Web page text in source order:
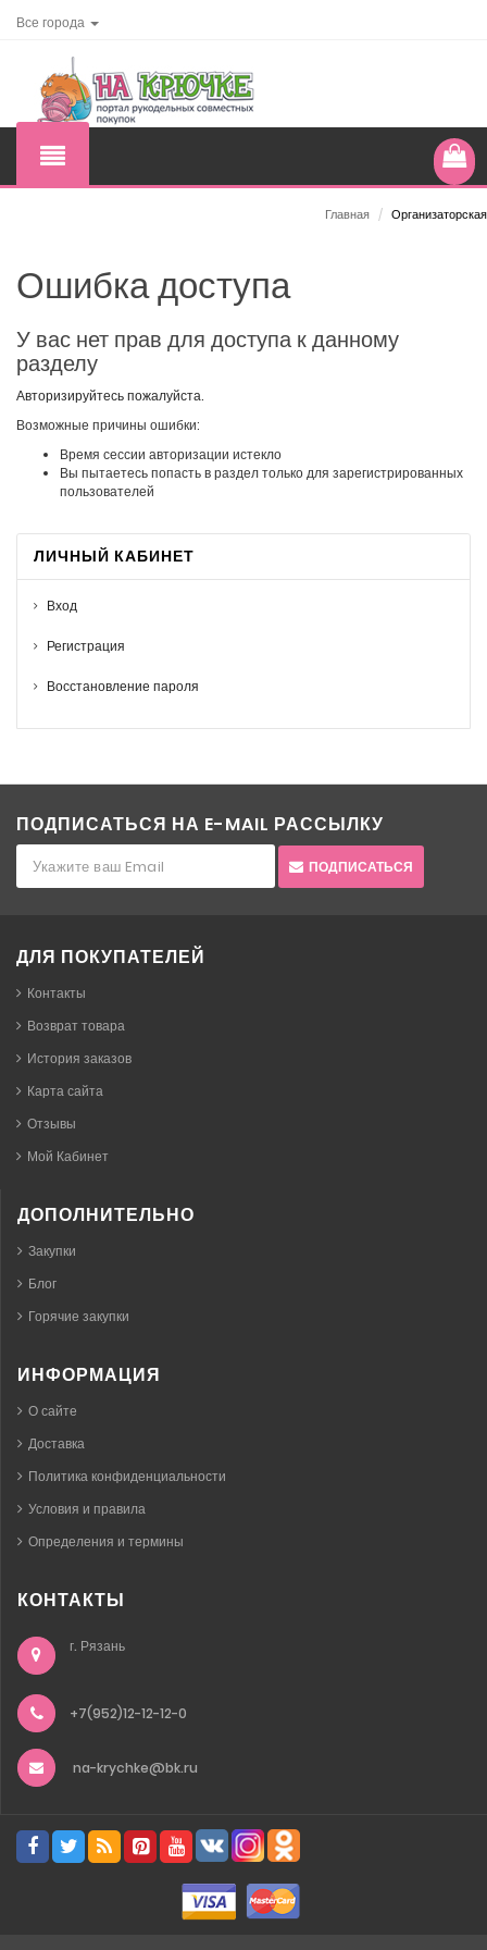
Все города
Главная / Организаторская
Ошибка доступа
У вас нет прав для доступа к данному
разделу
Авторизируйтесь пожалуйста.
Возможные причины ошибки:
Время сессии авторизации истекло
Вы пытаетесь попасть в раздел только для зарегистрированных
пользователей
ЛИЧНЫЙ КАБИНЕТ
Вход
Регистрация
Восстановление пароля
ПОДПИСАТЬСЯ НА E-MAIL РАССЫЛКУ
ПОДПИСАТЬСЯ
ДЛЯ ПОКУПАТЕЛЕЙ
Контакты
Возврат товара
История заказов
Карта сайта
Отзывы
Мой Кабинет
ДОПОЛНИТЕЛЬНО
Закупки
Блог
Горячие закупки
ИНФОРМАЦИЯ
О сайте
Доставка
Политика конфиденциальности
Условия и правила
Определения и термины
КОНТАКТЫ
г. Рязань
+7(952)12-12-12-0
na-krychke@bk.ru